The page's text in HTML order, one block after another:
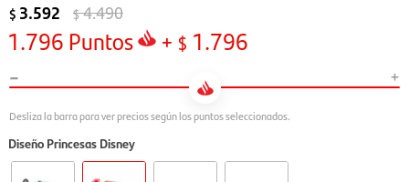
$ 3.592 $4.490
1.796 Puntos + $ 1.796
- +
Diseño Princesas Disney